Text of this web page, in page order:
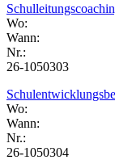
Wo:
Wann:
Nr.:
26-1050303
Wo:
Wann:
Nr.:
26-1050304